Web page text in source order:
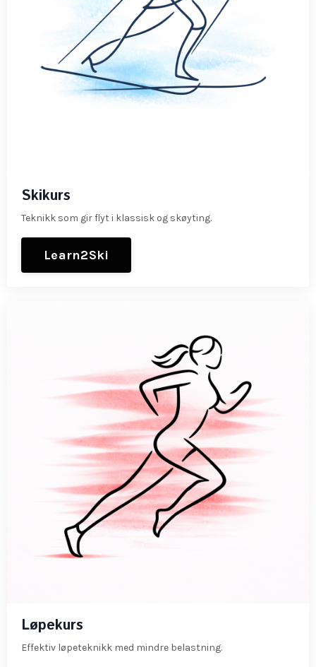
Skikurs
Teknikk som gir flyt i klassisk og skøyting.
Learn2Ski
Løpekurs
Effektiv løpeteknikk med mindre belastning.